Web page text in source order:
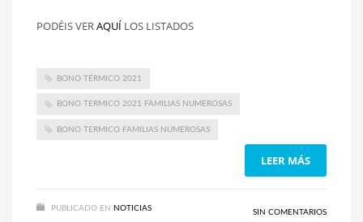
PODÉIS VERAQUÍ LOS LISTADOS
BONO TÉRMICO 2021
BONO TERMICO 2021 FAMILIAS NUMEROSAS
BONO TERMICO FAMILIAS NUMEROSAS
LEER MÁS
PUBLICADO EN NOTICIAS SIN COMENTARIOS